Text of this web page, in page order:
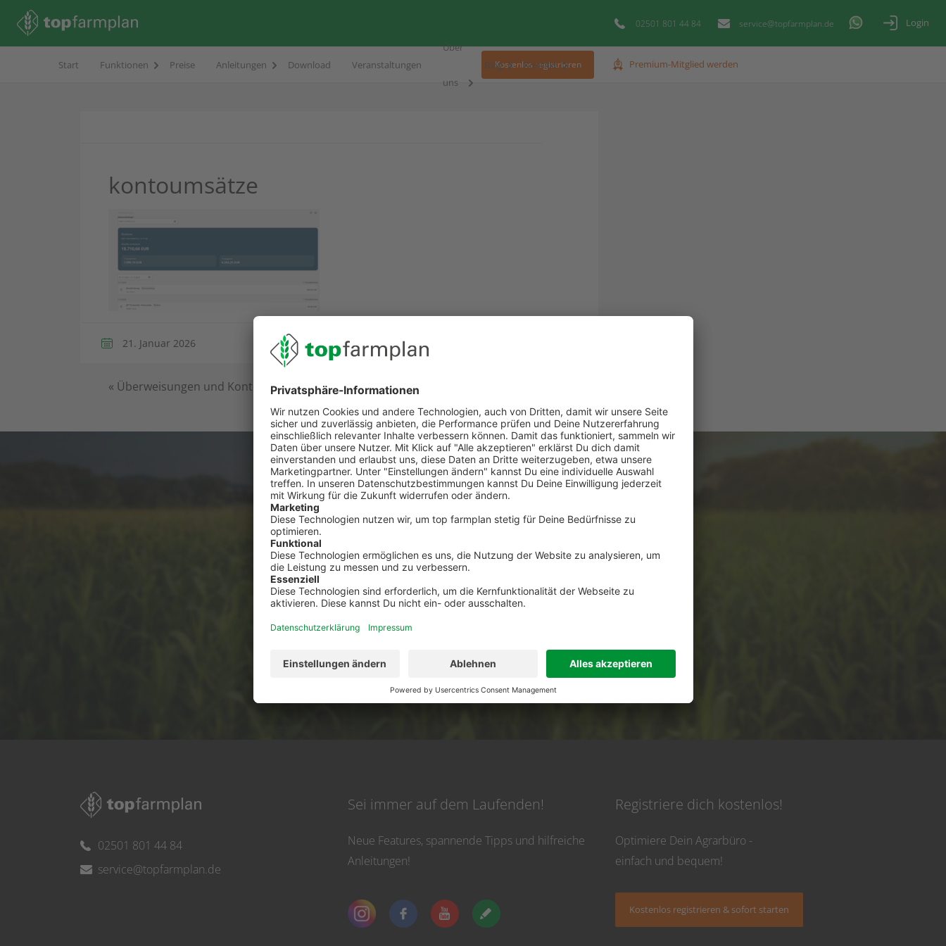
02501 801 44 84 service@topfarmplan.de Login
Start Funktionen Preise Anleitungen Download Veranstaltungen
Über
uns
Blog Kontakt
Kostenlos registrieren Premium-Mitglied werden
kontoumsätze
21. Januar 2026
« Überweisungen und Kontoumsätze abrufen
Kontakt zum Kundenservice
Du hast Fragen zu top farmplan oder benötigst Unterstützung?
service@topfarmplan.de
02501 801 44 84
service@topfarmplan.de
Sei immer auf dem Laufenden!
Neue Features, spannende Tipps und hilfreiche
Anleitungen!
Registriere dich kostenlos!
Optimiere Dein Agrarbüro -
einfach und bequem!
Kostenlos registrieren & sofort starten